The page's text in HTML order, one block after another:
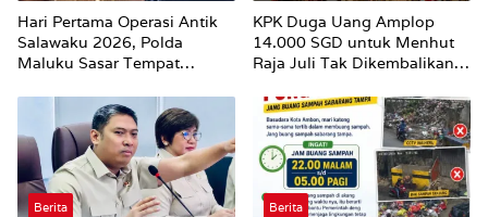
Hari Pertama Operasi Antik
Salawaku 2026, Polda
Maluku Sasar Tempat
KPK Duga Uang Amplop
14.000 SGD untuk Menhut
Raja Juli Tak Dikembalikan
Berita Berita